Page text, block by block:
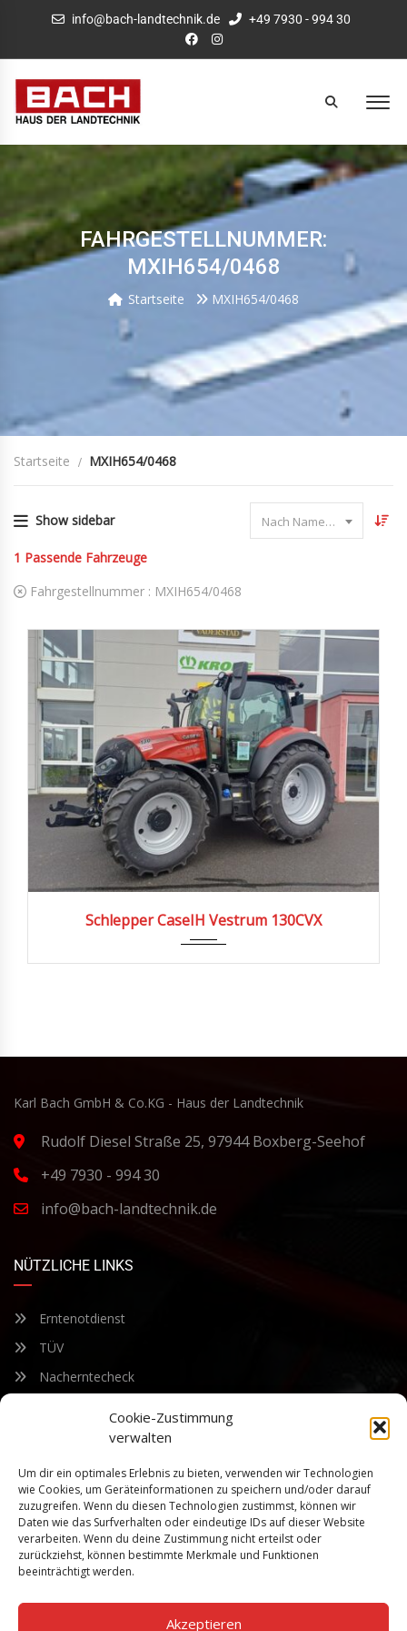
Cookie-Zustimmung
verwalten
Um dir ein optimales Erlebnis zu bieten, verwenden wir Technologien
wie Cookies, um Geräteinformationen zu speichern und/oder darauf
zuzugreifen. Wenn du diesen Technologien zustimmst, können wir
Daten wie das Surfverhalten oder eindeutige IDs auf dieser Website
verarbeiten. Wenn du deine Zustimmung nicht erteilst oder
zurückziehst, können bestimmte Merkmale und Funktionen
beeinträchtigt werden.
Akzeptieren
info@bach-landtechnik.de +49 7930 - 994 30
FAHRGESTELLNUMMER:
MXIH654/0468
Startseite MXIH654/0468
Startseite MXIH654/0468
Show sidebar Nach Name sortieren
1 Passende Fahrzeuge
Fahrgestellnummer : MXIH654/0468
Schlepper CaseIH Vestrum 130CVX
Karl Bach GmbH & Co.KG - Haus der Landtechnik
Rudolf Diesel Straße 25, 97944 Boxberg-Seehof
+49 7930 - 994 30
info@bach-landtechnik.de
NÜTZLICHE LINKS
Erntenotdienst
TÜV
Nacherntecheck
FÜR UNSEREN NEWSLETTER ANMELDEN
Bleiben Sie auf dem Laufenden über unsere sich ständig
weiterentwickelnden Produkteigenschaften und Technologien.
Geben Sie Ihre E-Mail-Adresse ein und abonnieren Sie unseren
Newsletter.